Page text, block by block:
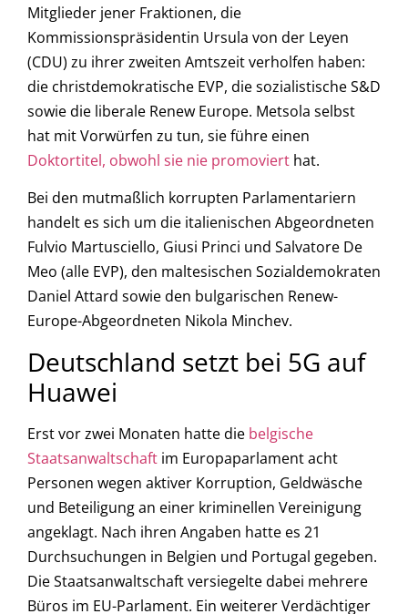
Mitglieder jener Fraktionen, die
Kommissionspräsidentin Ursula von der Leyen
(CDU) zu ihrer zweiten Amtszeit verholfen haben:
die christdemokratische EVP, die sozialistische S&D
sowie die liberale Renew Europe. Metsola selbst
hat mit Vorwürfen zu tun, sie führe einen
Doktortitel, obwohl sie nie promoviert hat.
Bei den mutmaßlich korrupten Parlamentariern
handelt es sich um die italienischen Abgeordneten
Fulvio Martusciello, Giusi Princi und Salvatore De
Meo (alle EVP), den maltesischen Sozialdemokraten
Daniel Attard sowie den bulgarischen Renew-
Europe-Abgeordneten Nikola Minchev.
Deutschland setzt bei 5G auf
Huawei
Erst vor zwei Monaten hatte die belgische
Staatsanwaltschaft im Europaparlament acht
Personen wegen aktiver Korruption, Geldwäsche
und Beteiligung an einer kriminellen Vereinigung
angeklagt. Nach ihren Angaben hatte es 21
Durchsuchungen in Belgien und Portugal gegeben.
Die Staatsanwaltschaft versiegelte dabei mehrere
Büros im EU-Parlament. Ein weiterer Verdächtiger